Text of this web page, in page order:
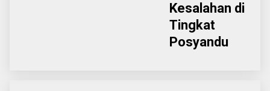
Kesalahan di
Tingkat
Posyandu